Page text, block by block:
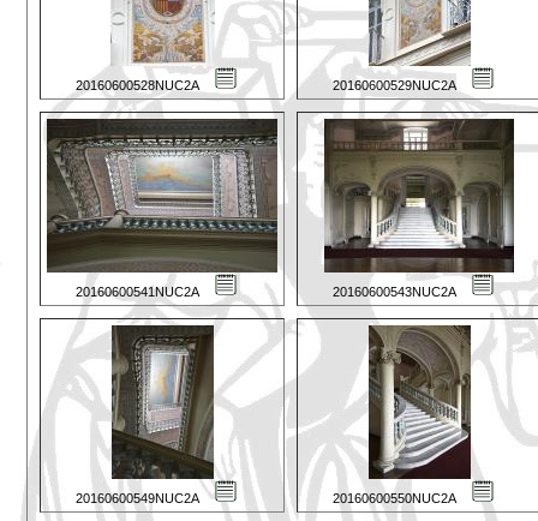
20160600528NUC2A 20160600529NUC2A
20160600541NUC2A 20160600543NUC2A
20160600549NUC2A 20160600550NUC2A